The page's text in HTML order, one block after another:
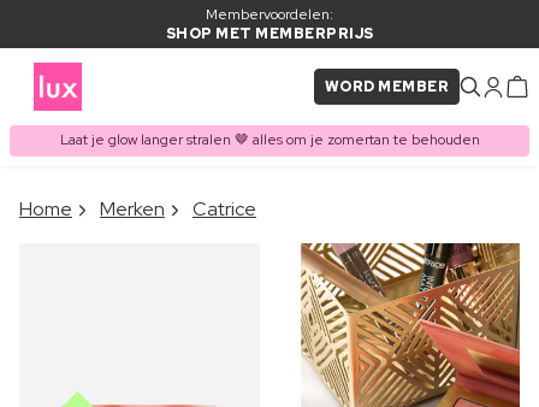
Membervoordelen:
SHOP MET MEMBERPRIJS
WORD MEMBER
Laat je glow langer stralen 🤎 alles om je zomertan te behouden
ITEM TOEGEVOEGD AAN
Home Merken Catrice